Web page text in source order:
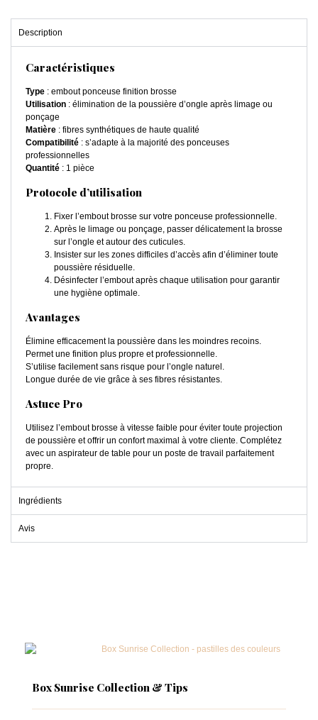
Description
Caractéristiques
Type : embout ponceuse finition brosse
Utilisation : élimination de la poussière d’ongle après limage ou
ponçage
Matière : fibres synthétiques de haute qualité
Compatibilité : s’adapte à la majorité des ponceuses
professionnelles
Quantité : 1 pièce
Protocole d’utilisation
Fixer l’embout brosse sur votre ponceuse professionnelle.
Après le limage ou ponçage, passer délicatement la brosse
sur l’ongle et autour des cuticules.
Insister sur les zones difficiles d’accès afin d’éliminer toute
poussière résiduelle.
Désinfecter l’embout après chaque utilisation pour garantir
une hygiène optimale.
Avantages
Élimine efficacement la poussière dans les moindres recoins.
Permet une finition plus propre et professionnelle.
S’utilise facilement sans risque pour l’ongle naturel.
Longue durée de vie grâce à ses fibres résistantes.
Astuce Pro
Utilisez l’embout brosse à vitesse faible pour éviter toute projection
de poussière et offrir un confort maximal à votre cliente. Complétez
avec un aspirateur de table pour un poste de travail parfaitement
propre.
Ingrédients
Avis
Box Sunrise Collection & Tips